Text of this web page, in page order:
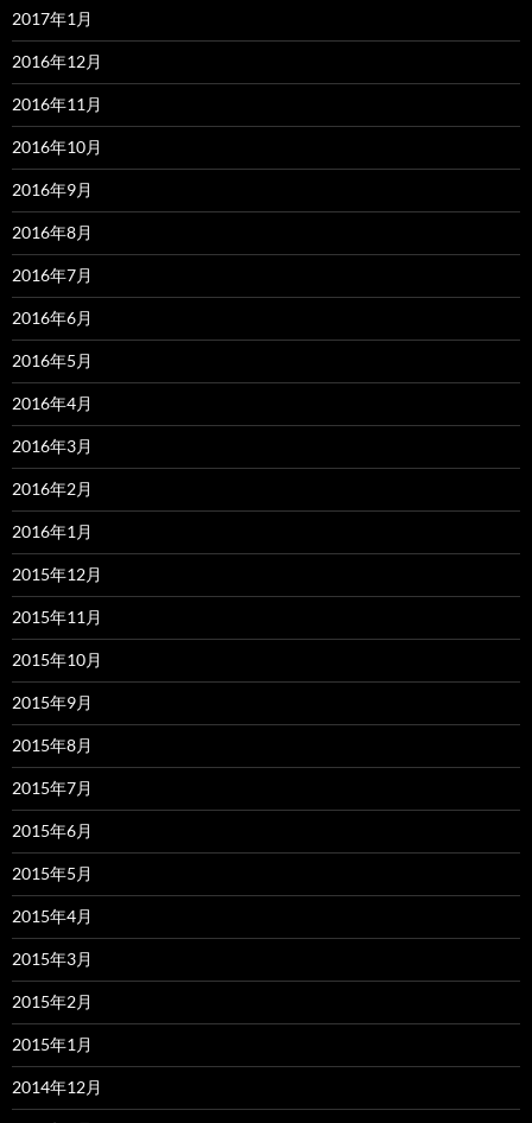
2017年1月
2016年12月
2016年11月
2016年10月
2016年9月
2016年8月
2016年7月
2016年6月
2016年5月
2016年4月
2016年3月
2016年2月
2016年1月
2015年12月
2015年11月
2015年10月
2015年9月
2015年8月
2015年7月
2015年6月
2015年5月
2015年4月
2015年3月
2015年2月
2015年1月
2014年12月